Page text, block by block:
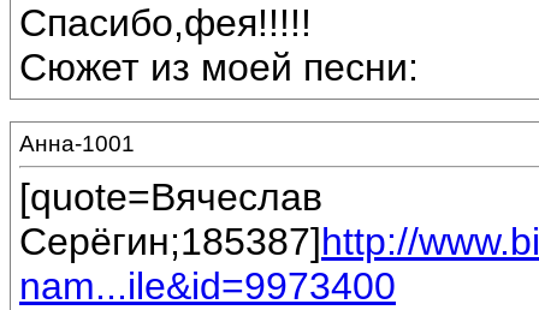
Спасибо,фея!!!!!
Сюжет из моей песни:
Анна-1001
[quote=Вячеслав
Серёгин;185387]http://
nam...ile&id=9973400